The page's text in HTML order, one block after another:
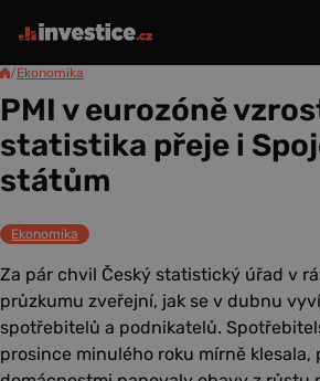
/Ekonomika
PMI v eurozóně
statistika přeje i
státům
Ekonomika
Za pár chvil Český statistický úřad v
průzkumu zveřejní, jak se v dubnu
spotřebitelů a podnikatelů.
prosince minulého roku mírně klesala,